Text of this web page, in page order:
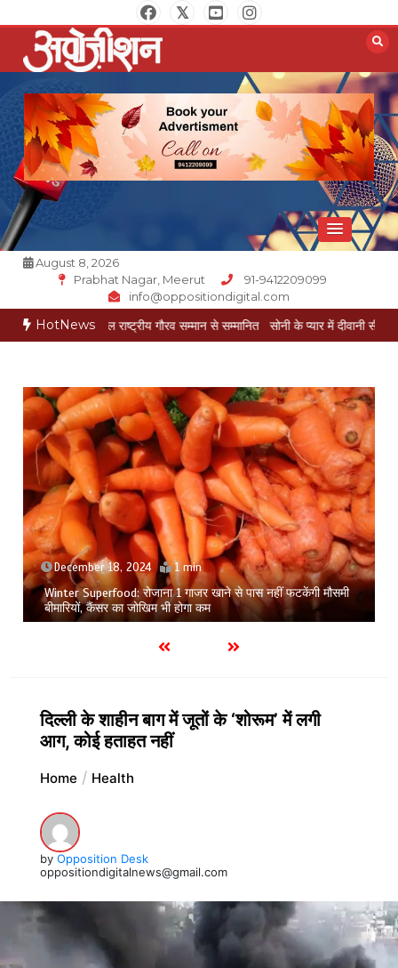
to
content
Opposition Digital
August 8, 2026
Prabhat Nagar, Meerut
91-9412209099
info@oppositiondigital.com
HotNews
गोयल राष्ट्रीय गौरव सम्मान से सम्मानित सोनी के प्यार में दीवानी सीता पहुंची मेरठ सोनी
December 18, 2024 1 min
Winter Superfood: रोजाना 1 गाजर खाने से पास नहीं फटकेंगी मौसमी
बीमारियों, कैंसर का जोखिम भी होगा कम
दिल्ली के शाहीन बाग में जूतों के ‘शोरूम’ में लगी
आग, कोई हताहत नहीं
Home Health
by Opposition Desk
oppositiondigitalnews@gmail.com